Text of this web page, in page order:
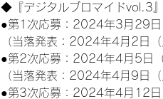
◆『デジタルブロマイドvol.3
●第1次応募：2024年3月29
（当落発表：2024年4月2日
●第2次応募：2024年4月5日
（当落発表：2024年4月9日
●第3次応募：2024年4月12